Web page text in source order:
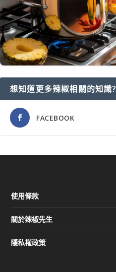
想知道更多辣椒相關的知識?
FACEBOOK
使用條款
關於辣椒先生
隱私權政策